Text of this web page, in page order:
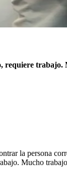
requiere
la persona
Mucho